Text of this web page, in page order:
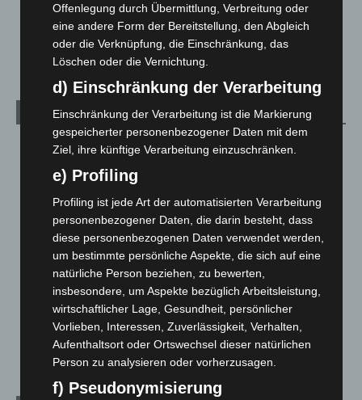
Schwarz Digits und Zscaler starten souveräne Cloud-
Sicherheitsplattform für Europa
2. August 2026
Kategorien
Blaulicht
Corona-News
Hannover und Region
Langenhagen und Ortsteile
3.249
Leserbriefe
Menschen
Über uns
Veranstaltungen
1.269
Offenlegung durch Übermittlung, Verbreitung oder
eine andere Form der Bereitstellung, den Abgleich
oder die Verknüpfung, die Einschränkung, das
Löschen oder die Vernichtung.
d) Einschränkung der Verarbeitung
Einschränkung der Verarbeitung ist die Markierung
gespeicherter personenbezogener Daten mit dem
Ziel, ihre künftige Verarbeitung einzuschränken.
e) Profiling
Profiling ist jede Art der automatisierten Verarbeitung
personenbezogener Daten, die darin besteht, dass
diese personenbezogenen Daten verwendet werden,
um bestimmte persönliche Aspekte, die sich auf eine
natürliche Person beziehen, zu bewerten,
insbesondere, um Aspekte bezüglich Arbeitsleistung,
wirtschaftlicher Lage, Gesundheit, persönlicher
Vorlieben, Interessen, Zuverlässigkeit, Verhalten,
Aufenthaltsort oder Ortswechsel dieser natürlichen
Person zu analysieren oder vorherzusagen.
f) Pseudonymisierung